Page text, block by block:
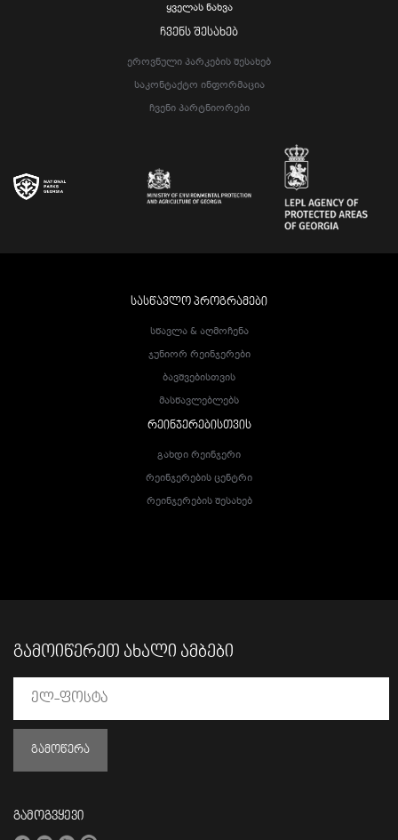
Ყველას Ნახვა
ᲩᲕᲔᲜᲡ ᲨᲔᲡᲐᲮᲔᲑ
Ეროვნული Პარკების Შესახებ
Საკონტაქტო Ინფორმაცია
Ჩვენი Პარტნიორები
ᲡᲐᲡᲬᲐᲕᲚᲝ ᲞᲠᲝᲒᲠᲐᲛᲔᲑᲘ
Სწავლა & Აღმოჩენა
Ჯუნიორ Რეინჯერები
Ბავშვებისთვის
Მასწავლებლებს
ᲠᲔᲘᲜᲯᲔᲠᲔᲑᲘᲡᲗᲕᲘᲡ
Გახდი Რეინჯერი
Რეინჯერების Ცენტრი
Რეინჯერების Შესახებ
ᲒᲐᲛᲝᲘᲬᲔᲠᲔᲗ ᲐᲮᲐᲚᲘ ᲐᲛᲑᲔᲑᲘ
ᲒᲐᲛᲝᲬᲔᲠᲐ
გამოგვყევი